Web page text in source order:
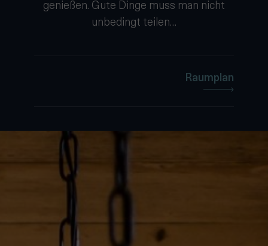
genießen. Gute Dinge muss man nicht
unbedingt teilen…
Raumplan